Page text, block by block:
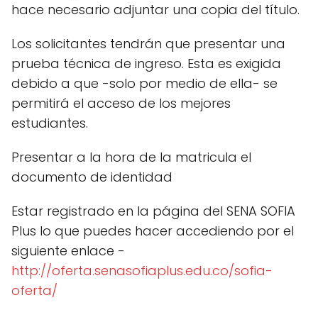
hace necesario adjuntar una copia del título.
Los solicitantes tendrán que presentar una
prueba técnica de ingreso. Esta es exigida
debido a que -solo por medio de ella- se
permitirá el acceso de los mejores
estudiantes.
Presentar a la hora de la matricula el
documento de identidad
Estar registrado en la página del SENA SOFIA
Plus lo que puedes hacer accediendo por el
siguiente enlace -
http://oferta.senasofiaplus.edu.co/sofia-
oferta/